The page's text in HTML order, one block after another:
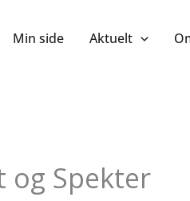
Min side Aktuelt
og Spekter